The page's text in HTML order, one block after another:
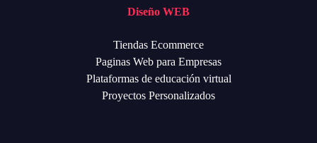
Diseño WEB
Tiendas Ecommerce
Paginas Web para Empresas
Plataformas de educación virtual
Proyectos Personalizados